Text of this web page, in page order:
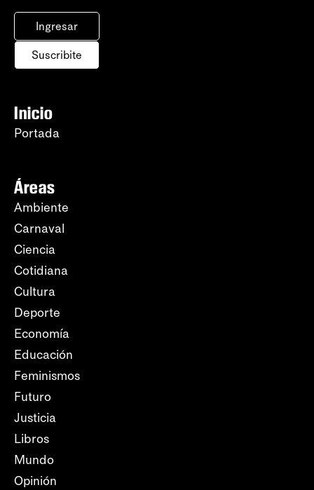
Ingresar
Suscribite
Inicio
Portada
Áreas
Ambiente
Carnaval
Ciencia
Cotidiana
Cultura
Deporte
Economía
Educación
Feminismos
Futuro
Justicia
Libros
Mundo
Opinión